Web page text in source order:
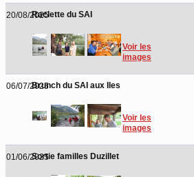
20/08/2025Raclette du SAI
Voir les
images
06/07/2025Brunch du SAI aux Iles
Voir les
images
01/06/2025Sortie familles Duzillet